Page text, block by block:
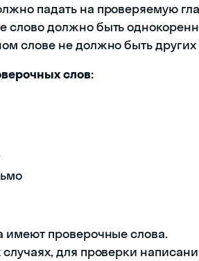
падать на проверяемую
слово должно быть
слове не должно быть
слов:
имеют проверочные слова.
случаях, для проверки